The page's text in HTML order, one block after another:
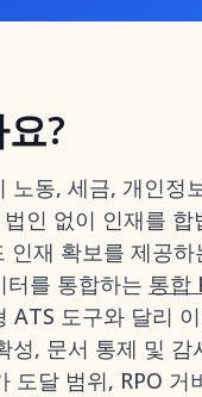
?
노동, 세금, 개인정
인 없이 인재를 합
인재 확보를 제공하
를 통합하는 통합
ATS 도구와 달리
성, 문서 통제 및 감
도달 범위, RPO 거